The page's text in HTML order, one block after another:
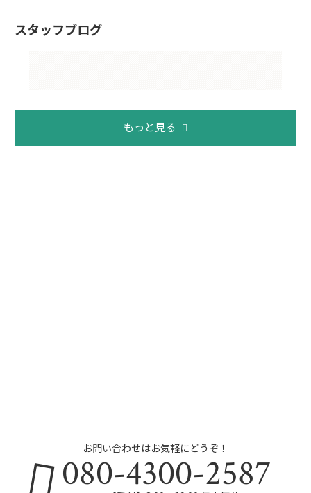
スタッフブログ
もっと見る
お問い合わせはお気軽にどうぞ！
080-4300-2587